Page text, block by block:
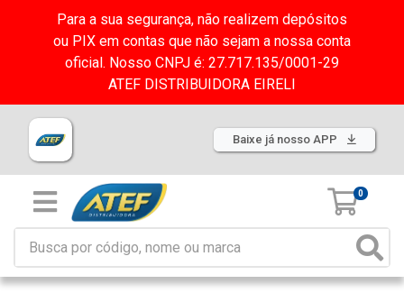
Para a sua segurança, não realizem depósitos
ou PIX em contas que não sejam a nossa conta
oficial. Nosso CNPJ é: 27.717.135/0001-29
ATEF DISTRIBUIDORA EIRELI
Baixe já nosso APP
0